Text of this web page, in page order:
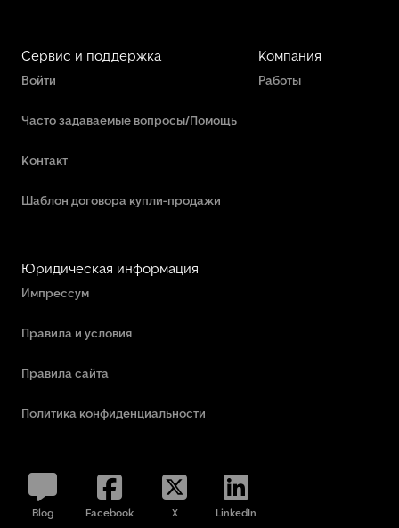
Сервис и поддержка
Войти
Часто задаваемые вопросы/Помощь
Контакт
Шаблон договора купли-продажи
Компания
Работы
Юридическая информация
Импрессум
Правила и условия
Правила сайта
Политика конфиденциальности
Blog Facebook X LinkedIn